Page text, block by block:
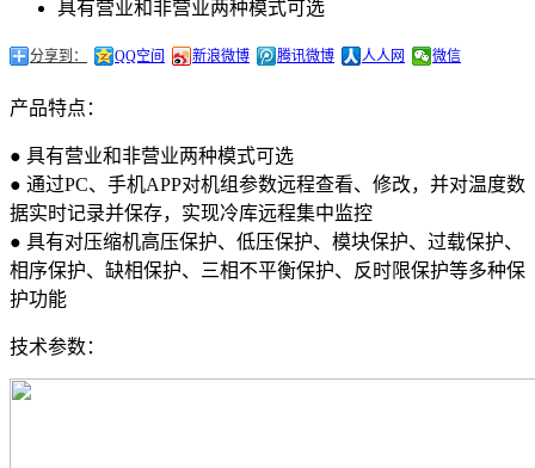
具有营业和非营业两种模式可选
分享到： QQ空间 新浪微博 腾讯微博 人人网 微信
产品特点：
● 具有营业和非营业两种模式可选
● 通过PC、手机APP对机组参数远程查看、修改，并对温度数
据实时记录并保存，实现冷库远程集中监控
● 具有对压缩机高压保护、低压保护、模块保护、过载保护、
相序保护、缺相保护、三相不平衡保护、反时限保护等多种保
护功能
技术参数：